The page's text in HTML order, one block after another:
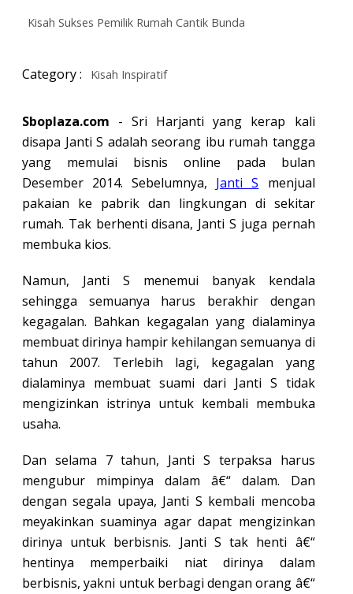
Kisah Sukses Pemilik Rumah Cantik Bunda
Category : Kisah Inspiratif
Sboplaza.com - Sri Harjanti yang kerap kali
disapa Janti S adalah seorang ibu rumah tangga
yang memulai bisnis online pada bulan
Desember 2014. Sebelumnya, Janti S menjual
pakaian ke pabrik dan lingkungan di sekitar
rumah. Tak berhenti disana, Janti S juga pernah
membuka kios.
Namun, Janti S menemui banyak kendala
sehingga semuanya harus berakhir dengan
kegagalan. Bahkan kegagalan yang dialaminya
membuat dirinya hampir kehilangan semuanya di
tahun 2007. Terlebih lagi, kegagalan yang
dialaminya membuat suami dari Janti S tidak
mengizinkan istrinya untuk kembali membuka
usaha.
Dan selama 7 tahun, Janti S terpaksa harus
mengubur mimpinya dalam â€“ dalam. Dan
dengan segala upaya, Janti S kembali mencoba
meyakinkan suaminya agar dapat mengizinkan
dirinya untuk berbisnis. Janti S tak henti â€“
hentinya memperbaiki niat dirinya dalam
berbisnis, yakni untuk berbagi dengan orang â€“